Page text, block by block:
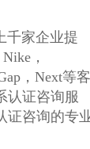
千家企业提
，
，Next等客
认证咨询服
证咨询的专